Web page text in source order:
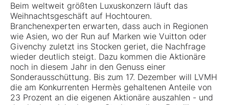
Beim weltweit größten Luxuskonzern läuft das
Weihnachtsgeschäft auf Hochtouren.
Branchenexperten erwarten, dass auch in Regionen
wie Asien, wo der Run auf Marken wie Vuitton oder
Givenchy zuletzt ins Stocken geriet, die Nachfrage
wieder deutlich steigt. Dazu kommen die Aktionäre
noch in diesem Jahr in den Genuss einer
Sonderausschüttung. Bis zum 17. Dezember will LVMH
die am Konkurrenten Hermès gehaltenen Anteile von
23 Prozent an die eigenen Aktionäre auszahlen - und